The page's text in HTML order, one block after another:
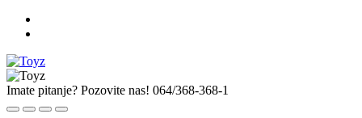
Imate pitanje? Pozovite nas! 064/368-368-1